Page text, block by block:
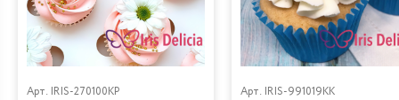
Арт. IRIS-270100KP Арт. IRIS-991019KK